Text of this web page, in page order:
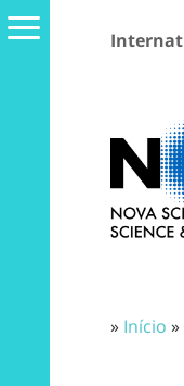
» Início »